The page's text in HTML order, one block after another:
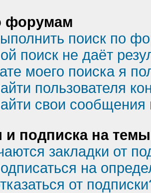
форумам
поиск по
поиск не даёт
моего поиска я
пользователя
свои
и подписка на темы
закладки от
на
от